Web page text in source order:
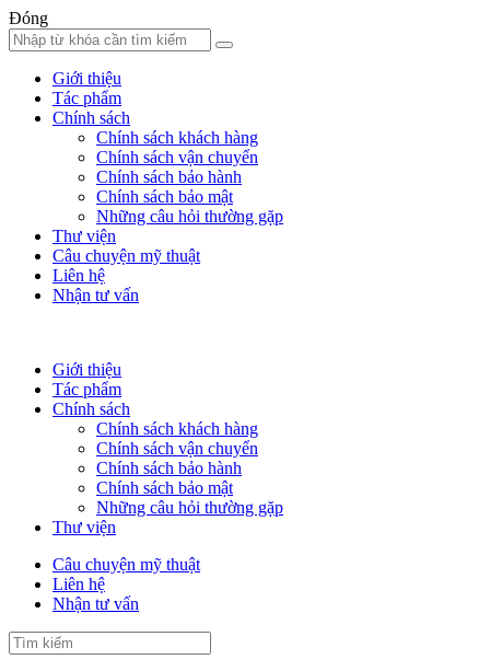
Đóng
Giới thiệu
Tác phẩm
Chính sách
Chính sách khách hàng
Chính sách vận chuyển
Chính sách bảo hành
Chính sách bảo mật
Những câu hỏi thường gặp
Thư viện
Câu chuyện mỹ thuật
Liên hệ
Nhận tư vấn
Giới thiệu
Tác phẩm
Chính sách
Chính sách khách hàng
Chính sách vận chuyển
Chính sách bảo hành
Chính sách bảo mật
Những câu hỏi thường gặp
Thư viện
Câu chuyện mỹ thuật
Liên hệ
Nhận tư vấn